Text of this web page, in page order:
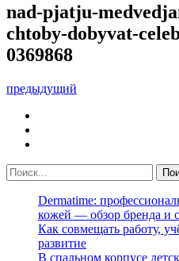
nad-pjatju-
chtoby-dobyvat-
0369868
предыдущий
Dermatime:
кожей — обзор бренда и
Как совмещать работу,
развитие
В спальном корпусе